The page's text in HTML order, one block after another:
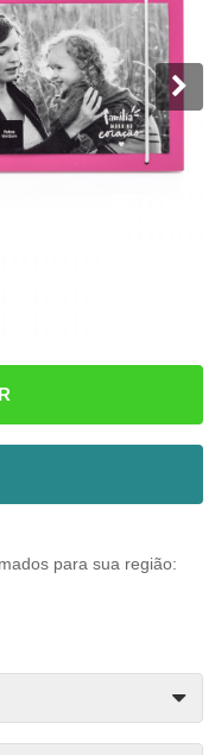
para sua região: